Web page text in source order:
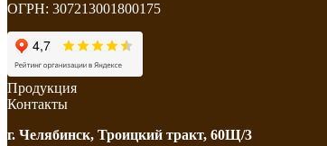
ОГРН: 307213001800175
Продукция
Контакты
г. Челябинск, Троицкий тракт, 60Щ/3